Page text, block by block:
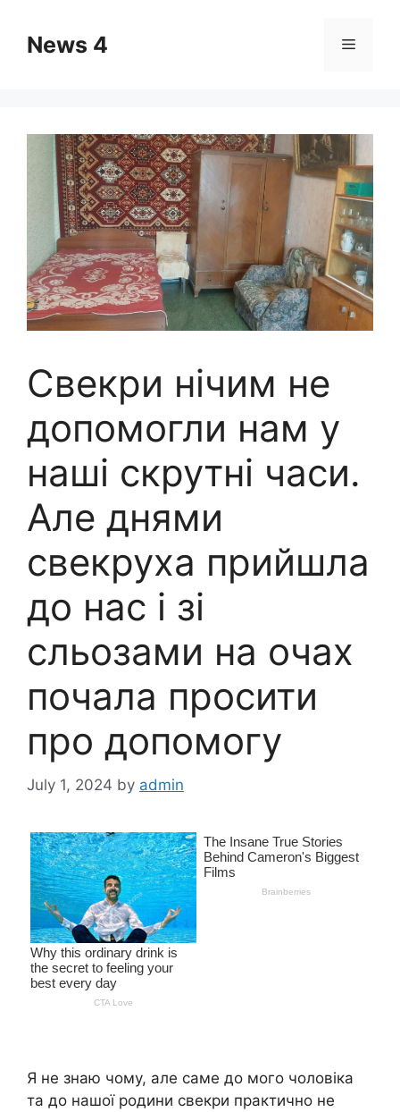
contentNews 4 Menu
Свекри нічим не
допомогли нам у
наші скрутні часи.
Але днями
свекруха прийшла
до нас і зі
сльозами на очах
почала просити
про допомогу
July 1, 2024 by admin
Я не знаю чому, але саме до мого чоловіка
та до нашої родини свекри практично не